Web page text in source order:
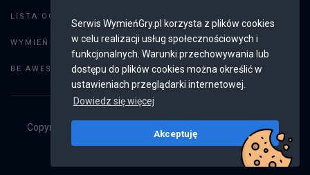
Serwis WymieńGry.pl korzysta z plików cookies
w celu realizacji usług społecznościowych i
funkcjonalnych. Warunki przechowywania lub
dostępu do plików cookies można określić w
ustawieniach przeglądarki internetowej.
Dowiedz się więcej
Akceptuję
LISTA OGŁOSZEŃ:
WYMIEŃ GRY: Dodaj ogłoszenie
BE AWESOME: Weryfikacja konta
Copyright © 2019 - 2026
Wszystkie prawa
v2.8.2